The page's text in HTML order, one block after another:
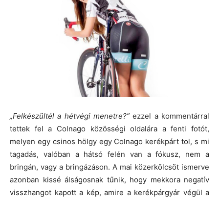
„Felkészültél a hétvégi menetre?” ezzel a kommentárral
tettek fel a Colnago közösségi oldalára a fenti fotót,
melyen egy csinos hölgy egy Colnago kerékpárt tol, s mi
tagadás, valóban a hátsó felén van a fókusz, nem a
bringán, vagy a bringázáson. A mai közerkölcsöt ismerve
azonban kissé álságosnak tűnik, hogy mekkora negatív
visszhangot kapott a kép, amire a kerékpárgyár végül a